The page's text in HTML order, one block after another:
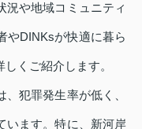
況や地域コミュニティ
やDINKsが快適に暮ら
くご紹介します。
犯罪発生率が低く、
います。特に、新河岸